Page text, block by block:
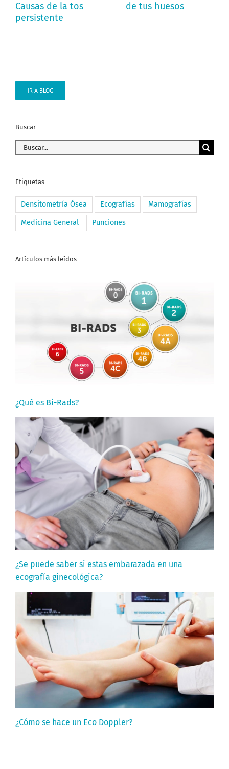
Causas de la tos
persistente
de tus huesos
IR A BLOG
Buscar
Buscar:
Etiquetas
Densitometría Ósea Ecografías Mamografías
Medicina General Punciones
Artículos más leídos
¿Qué es Bi-Rads?
¿Se puede saber si estas embarazada en una
ecografía ginecológica?
¿Cómo se hace un Eco Doppler?